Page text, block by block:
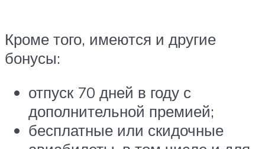
Кроме того, имеются и другие
бонусы:
отпуск 70 дней в году с
дополнительной премией;
бесплатные или скидочные